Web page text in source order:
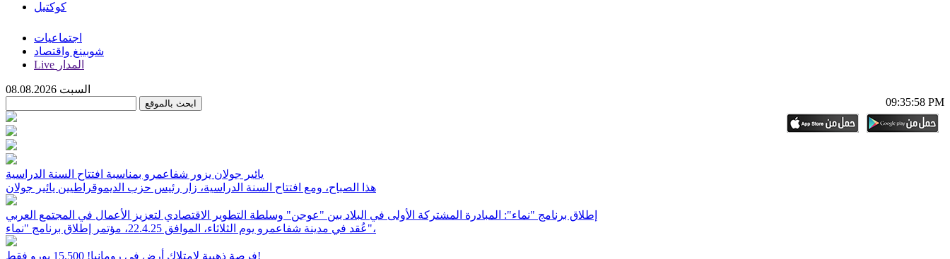
كوكتيل
اجتماعيات
شوبينغ واقتصاد
Live المدار
09:35:59 PM
يائير جولان يزور شفاعمرو بمناسبة افتتاح السنة الدراسية
هذا الصباح، ومع افتتاح السنة الدراسية، زار رئيس حزب الديموقراطيين يائير جولان
إطلاق برنامج "نماء": المبادرة المشتركة الأولى في البلاد بين "عوجن" وسلطة التطوير الاقتصادي لتعزيز الأعمال في المجتمع العربي
عُقد في مدينة شفاعمرو يوم الثلاثاء، الموافق 22.4.25، مؤتمر إطلاق برنامج "نماء"،
فرصة ذهبية لامتلاك أرض في رومانيا! 15,500 يورو فقط!